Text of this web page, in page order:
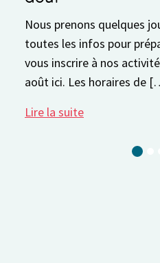
jours de repos ! Trouvez
préparer votre rentrée et
activités régulières dès le 31
de […]